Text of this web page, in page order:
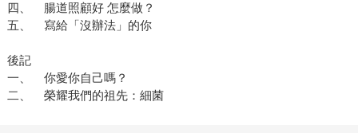
四、 腸道照顧好 怎麼做？
五、 寫給「沒辦法」的你
後記
一、 你愛你自己嗎？
二、 榮耀我們的祖先：細菌